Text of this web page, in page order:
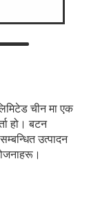
चीन मा एक
हो। बटन
उत्पादन